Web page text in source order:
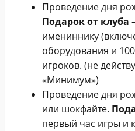
Проведение дня
Подарок от клуба
имениннику
оборудования и
игроков. (не
«Минимум»)
Проведение дня
или шокфайте.
первый час игры и